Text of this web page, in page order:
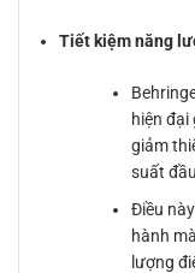
Tiết kiệm năng
hiện
giảm
suất
Điều
hành
lượng